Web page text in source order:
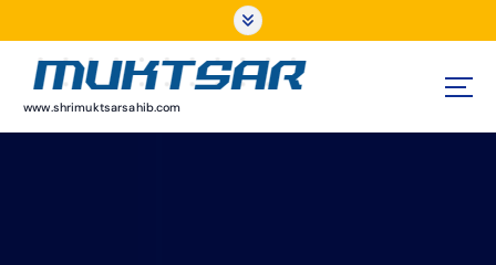
o
www.shrimuktsarsahib.com